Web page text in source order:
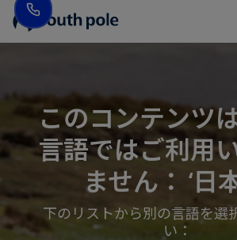
役
員
紹
介
ァ
ッ
シ
ョ
ン
ク
ト
を
見
る
レ
ポ
ー
ト
Read more
Read more
Read more
Read more
Read more
このコンテンツ
言語ではご利用
ません： ‘日
下のリストから別の言語を選
い：